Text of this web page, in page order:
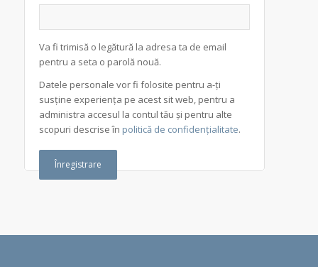
Va fi trimisă o legătură la adresa ta de email
pentru a seta o parolă nouă.
Datele personale vor fi folosite pentru a-ți
susține experiența pe acest sit web, pentru a
administra accesul la contul tău și pentru alte
scopuri descrise în politică de confidențialitate.
Înregistrare